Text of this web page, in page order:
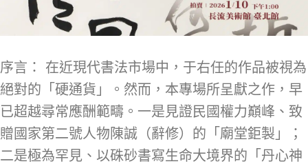
序言： 在近現代書法市場中，于右任的作品被視為
絕對的「硬通貨」。然而，本專場所呈獻之作，早
已超越尋常應酬範疇。一是見證民國權力巔峰、致
贈國家第二號人物陳誠（辭修）的「廟堂鉅製」；
二是極為罕見、以硃砂書寫生命大境界的「丹心神